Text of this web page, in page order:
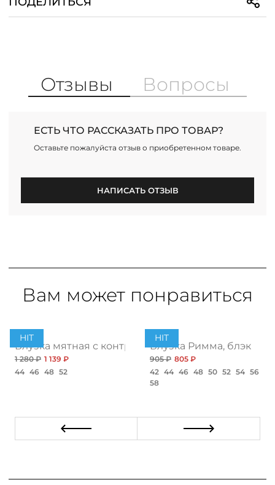
Отзывы Вопросы
ЕСТЬ ЧТО РАССКАЗАТЬ ПРО ТОВАР?
Оставьте пожалуйста отзыв о приобретенном товаре.
НАПИСАТЬ ОТЗЫВ
Вам может понравиться
нью
HIT
Блузка мятная с контрастной отделкой
1 280 ₽ 1 139 ₽
44 46 48 52
HIT
Блузка Римма, блэк
905 ₽ 805 ₽
42 44 46 48 50 52 54 56
58